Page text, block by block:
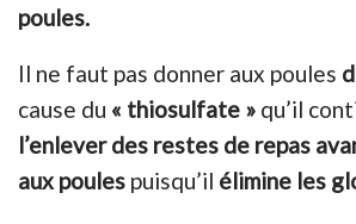
poules.
Il ne faut pas donner aux poules
cause du « thiosulfate » qu’il
l’enlever des restes de repas
aux poules puisqu’il élimine les